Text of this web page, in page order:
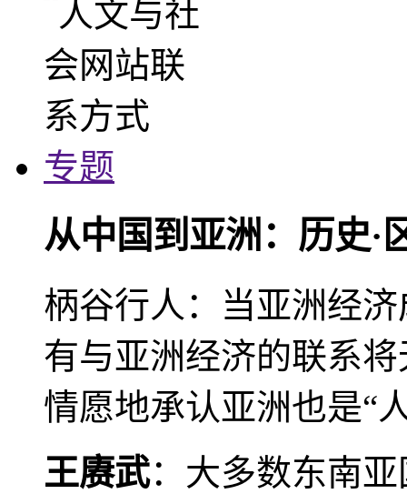
专题
从中国到亚洲：历史·
柄谷行人：当亚洲经
有与亚洲经济的联系
情愿地承认亚洲也是“
王赓武：大多数东南